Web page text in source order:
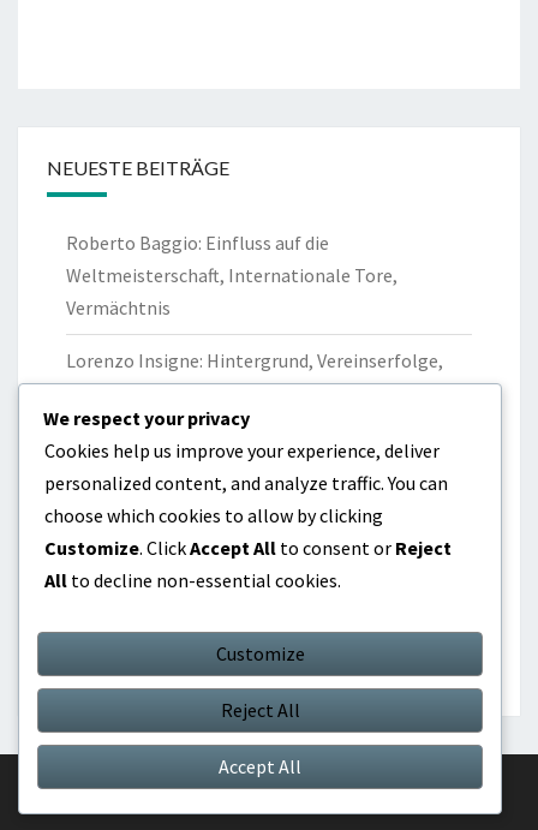
NEUESTE BEITRÄGE
Roberto Baggio: Einfluss auf die
Weltmeisterschaft, Internationale Tore,
Vermächtnis
Lorenzo Insigne: Hintergrund, Vereinserfolge,
Gianluigi Buffon: Weltmeisterschaftssieg,
Internationale Rekorde, Führung
Marco Verratti: Jugendkarriere, Professionelles
Vereinsweg, Einfluss
© 2026|Proudly Powered byWordPress |Theme:Nisarg
We respect your privacy
Cookies help us improve your experience, deliver
personalized content, and analyze traffic. You can
choose which cookies to allow by clicking
Customize. ClickAccept All to consent or Reject
All to decline non-essential cookies.
Customize
Reject All
Accept All